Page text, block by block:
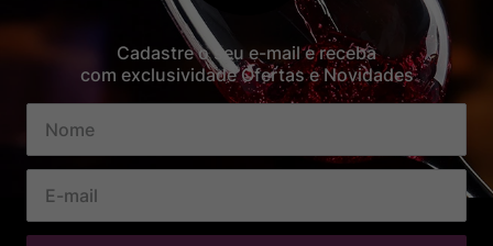
Cadastre o seu e-mail e receba
com exclusividade Ofertas e Novidades